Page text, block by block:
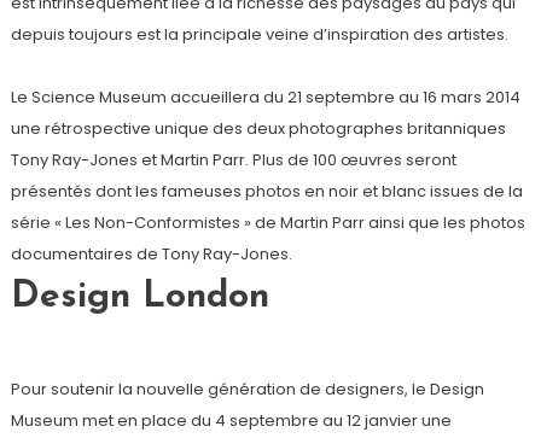
depuis toujours est la principale veine d’inspiration des artistes.
Le Science Museum accueillera du 21 septembre au 16 mars 2014
une rétrospective unique des deux photographes britanniques
Tony Ray-Jones et Martin Parr. Plus de 100 œuvres seront
présentés dont les fameuses photos en noir et blanc issues de la
série « Les Non-Conformistes » de Martin Parr ainsi que les photos
documentaires de Tony Ray-Jones.
Design London
Pour soutenir la nouvelle génération de designers, le Design
Museum met en place du 4 septembre au 12 janvier une